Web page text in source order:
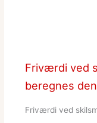
Friværdi ved
beregnes
Friværdi ved